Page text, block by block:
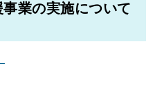
業の実施について